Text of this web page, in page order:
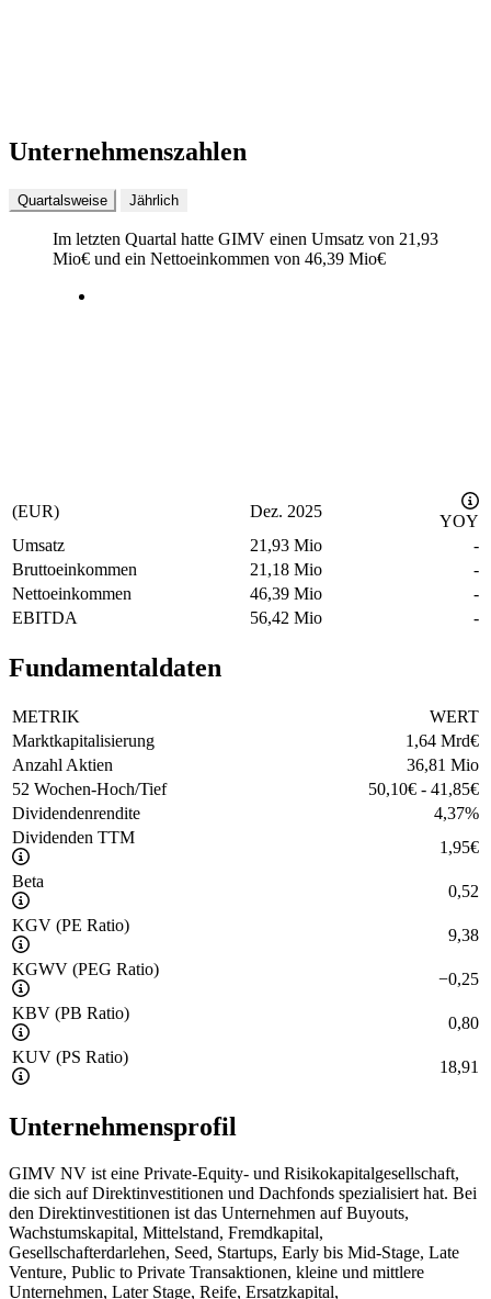
Unternehmenszahlen
Quartalsweise Jährlich
Im letzten Quartal hatte GIMV einen Umsatz von 21,93
Mio€ und ein Nettoeinkommen von 46,39 Mio€
(EUR) Dez. 2025
YOY
Umsatz
21,93 Mio
-
Bruttoeinkommen
21,18 Mio
-
Nettoeinkommen
46,39 Mio
-
EBITDA
56,42 Mio -
Fundamentaldaten
METRIK
WERT
Marktkapitalisierung
1,64 Mrd€
Anzahl Aktien
36,81 Mio
52 Wochen-Hoch/Tief
50,10€ - 41,85€
Dividendenrendite
4,37%
Dividenden TTM
1,95€
Beta
0,52
KGV (PE Ratio)
9,38
KGWV (PEG Ratio)
−0,25
KBV (PB Ratio)
0,80
KUV (PS Ratio)
18,91
Unternehmensprofil
GIMV NV ist eine Private-Equity- und Risikokapitalgesellschaft,
die sich auf Direktinvestitionen und Dachfonds spezialisiert hat. Bei
den Direktinvestitionen ist das Unternehmen auf Buyouts,
Wachstumskapital, Mittelstand, Fremdkapital,
Gesellschafterdarlehen, Seed, Startups, Early bis Mid-Stage, Late
Venture, Public to Private Transaktionen, kleine und mittlere
Unternehmen, Later Stage, Reife, Ersatzkapital,